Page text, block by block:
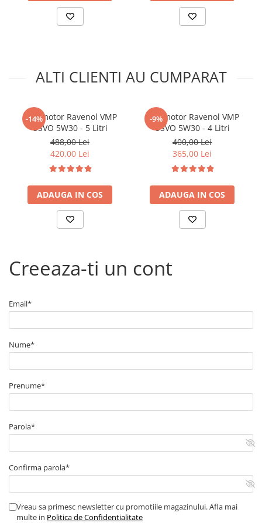
Arcuri
Pivot suspensie
■ Huse scaune auto
■ Covorase/presuri auto
■ Becuri auto
■ Accesorii auto interior
■ Electrice auto
■ Siguranta auto
■ Capace roti
■ Suporturi portbagaj
■ Consumabile service
■ Echipamente de ridicare
■ Echipamente atelier
pneumatice
■ Consumabile vopsitorie
■ Accesorii vehicule electrice
ALTI CLIENTI AU CUMPARAT
-14%
Ulei motor Ravenol VMP
USVO 5W30 - 5 Litri
488,00 Lei
420,00 Lei
ADAUGA IN COS
-9%
Ulei motor Ravenol VMP
USVO 5W30 - 4 Litri
400,00 Lei
365,00 Lei
ADAUGA IN COS
Creeaza-ti un cont
Email*
Nume*
Prenume*
Parola*
Confirma parola*
Vreau sa primesc newsletter cu promotiile magazinului. Afla mai
multe in Politica de Confidentialitate